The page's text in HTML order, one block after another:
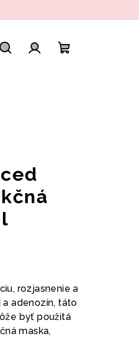
rozjasnenie a
a adenozín, táto
byť použitá
maska,